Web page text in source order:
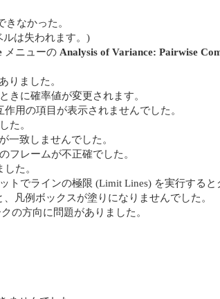
なかった。
は失われます。)
メニューの Analysis of Variance: Pairwise
りました。
きに確率値が変更されます。
用の項目が表示されませんでした。
た。
一致しませんでした。
フレームが不正確でした。
た。
でラインの極限 (Limit Lines) を実行すると
凡例ボックスが塗りになりませんでした。
の方向に問題がありました。